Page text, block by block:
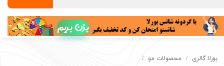
بزن بریم
بورلا گالری محصولات مو